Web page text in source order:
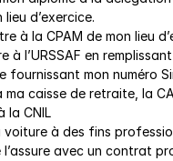
lieu d’exercice.
à la CPAM de mon lieu
à l’URSSAF en
fournissant mon numéro
ma caisse de retraite, la
la CNIL
voiture à des fins
l’assure avec un contrat